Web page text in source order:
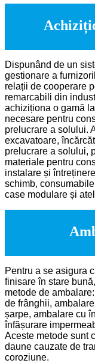
Dispunând de un
gestionare a
relații de cooperare
remarcabili din
achiziționa o gamă
necesare pentru
prelucrare a solului.
excavatoare,
prelucrare a solului,
materiale pentru
instalare și
schimb,
case modulare și
Pentru a se asigura
finisare în stare
metode de
de frânghii,
șarpe, ambalare cu
înfășurare
Aceste metode sunt
daune cauzate de
coroziune.